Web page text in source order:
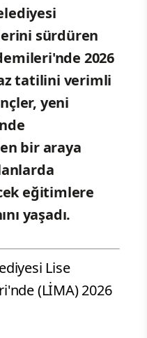
sürdüren
2026
tatilini verimli
yeni
bir araya
eğitimlere
yaşadı.
Lise
(LİMA) 2026